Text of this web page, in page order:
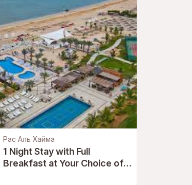
Рас Аль Хайма
1 Night Stay with Full
Breakfast at Your Choice of a